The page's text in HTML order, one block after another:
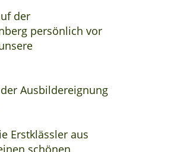
der
persönlich vor
Ausbildereignung
Erstklässler aus